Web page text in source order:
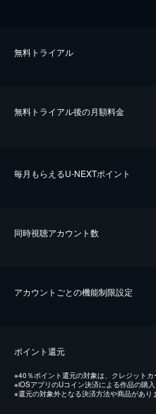
無料トライアル
無料トライアル後の⽉額料金
毎⽉もらえるU-NEXTポイント
同時視聴アカウント数
アカウントごとの機能制限設定
ポイント還元
※40％ポイント還元の対象は、クレジットカ
※iOSアプリのUコイン決済による作品の購
※還元の対象外となる決済方法や商品があり